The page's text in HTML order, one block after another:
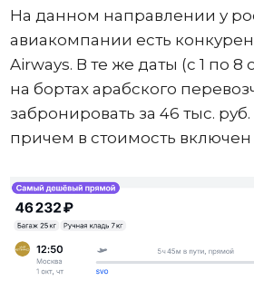
На данном направлении у
авиакомпании есть
Airways. В те же даты (с 1 по 8
на бортах арабского
забронировать за 46 тыс.
причем в стоимость включен